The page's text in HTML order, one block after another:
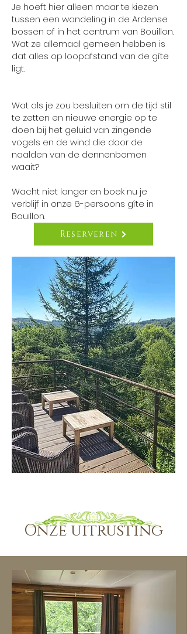
Je hoeft hier alleen maar te kiezen
tussen een wandeling in de Ardense
bossen of in het centrum van Bouillon.
Wat ze allemaal gemeen hebben is
dat alles op loopafstand van de gîte
ligt.
Wat als je zou besluiten om de tijd stil
te zetten en nieuwe energie op te
doen bij het geluid van zingende
vogels en de wind die door de
naalden van de dennenbomen
waait?
Wacht niet langer en boek nu je
verblijf in onze 6-persoons gîte in
Bouillon.
Reserveren
Onze uitrusting